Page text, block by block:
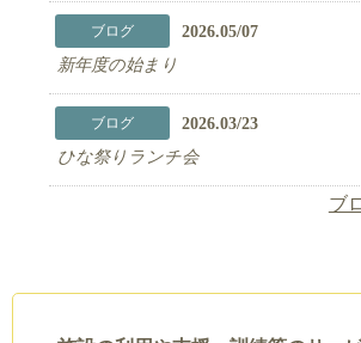
ブログ
2026.05/07
新年度の始まり
ブログ
2026.03/23
ひな祭りランチ会
ブ